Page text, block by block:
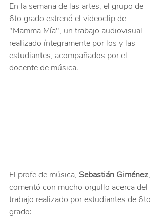
En la semana de las artes, el grupo de
6to grado estrenó el videoclip de
"Mamma Mía", un trabajo audiovisual
realizado íntegramente por los y las
estudiantes, acompañados por el
docente de música.
El profe de música, Sebastián Giménez,
comentó con mucho orgullo acerca del
trabajo realizado por estudiantes de 6to
grado: